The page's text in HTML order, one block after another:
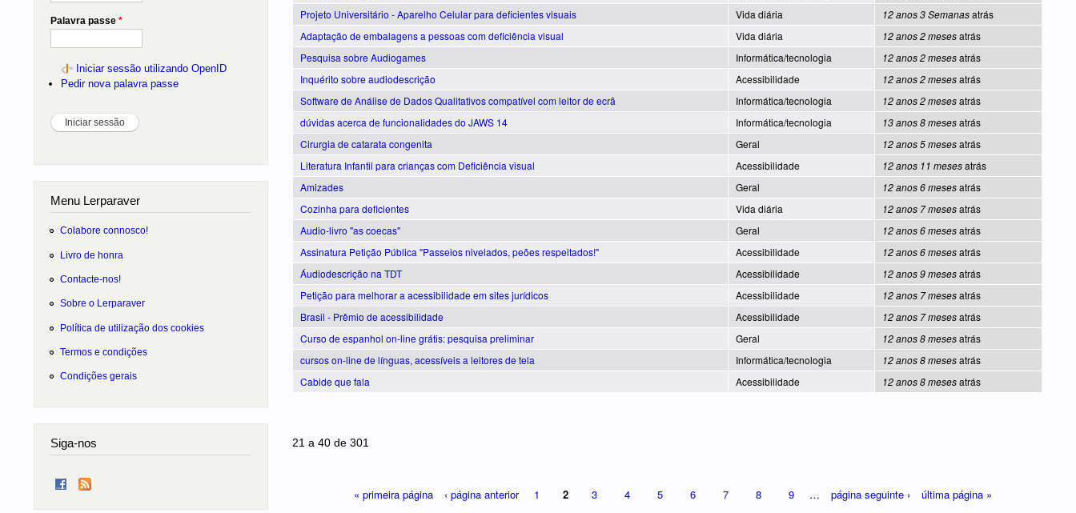
Projeto Universitário - Aparelho Celular para deficientes visuais
Vida diária 12 anos 3 Semanasatrás
Adaptação de embalagens a pessoas com deficiência visual
Vida diária 12 anos 2 mesesatrás
Pesquisa sobre Audiogames
Informática/tecnologia 12 anos 2 mesesatrás
Inquérito sobre audiodescrição
Acessibilidade 12 anos 2 mesesatrás
Software de Análise de Dados Qualitativos compatível com leitor de ecrã
Informática/tecnologia 12 anos 2 mesesatrás
dúvidas acerca de funcionalidades do JAWS 14
Informática/tecnologia 13 anos 8 mesesatrás
Cirurgia de catarata congenita
Geral 12 anos 5 mesesatrás
Literatura Infantil para crianças com Deficiência visual
Acessibilidade 12 anos 11 mesesatrás
Amizades
Geral 12 anos 6 mesesatrás
Cozinha para deficientes
Vida diária 12 anos 7 mesesatrás
Audio-livro "as coecas"
Geral 12 anos 6 mesesatrás
Assinatura Petição Pública "Passeios nivelados, peões respeitados!"
Acessibilidade 12 anos 6 mesesatrás
Áudiodescrição na TDT
Acessibilidade 12 anos 9 mesesatrás
Petição para melhorar a acessibilidade em sites jurídicos
Acessibilidade 12 anos 7 mesesatrás
Brasil - Prêmio de acessibilidade
Acessibilidade 12 anos 7 mesesatrás
Curso de espanhol on-line grátis: pesquisa preliminar
Geral 12 anos 8 mesesatrás
cursos on-line de línguas, acessíveis a leitores de tela
Informática/tecnologia 12 anos 8 mesesatrás
Cabide que fala
Acessibilidade 12 anos 8 mesesatrás
21 a 40 de 301
« primeira página ‹ página anterior 1 2 3 4 5 6 7 8 9 … página seguinte › última página »
Palavra passe *
Iniciar sessão utilizando OpenID
Pedir nova palavra passe
Menu Lerparaver
Colabore connosco!
Livro de honra
Contacte-nos!
Sobre o Lerparaver
Política de utilização dos cookies
Termos e condições
Condições gerais
Siga-nos